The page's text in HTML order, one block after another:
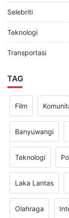
Selebriti
Teknologi
Transportasi
TAG
Film
Banyuwangi
Teknologi
Laka Lantas
Olahraga